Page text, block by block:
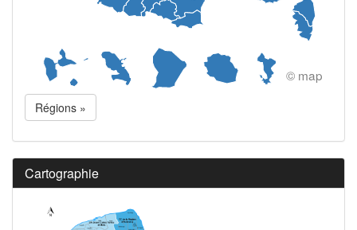
© map
Régions »
Cartographie